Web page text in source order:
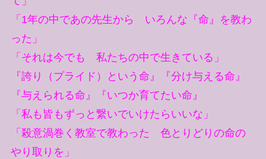
「1年の中であの先生から いろんな『命』を教わ
った」
「それは今でも 私たちの中で生きている」
『誇り（プライド）という命』『分け与える命』
『与えられる命』『いつか育てたい命』
「私も皆もずっと繋いでいけたらいいな」
「殺意渦巻く教室で教わった 色とりどりの命の
やり取りを」